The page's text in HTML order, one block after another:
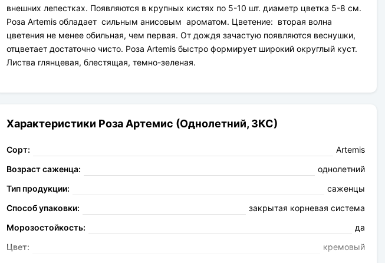
внешних лепестках. Появляются в крупных кистях по 5-10 шт. диаметр цветка 5-8 см.
Роза Artemis обладает сильным анисовым ароматом. Цветение: вторая волна
цветения не менее обильная, чем первая. От дождя зачастую появляются веснушки,
отцветает достаточно чисто. Роза Artemis быстро формирует широкий округлый куст.
Листва глянцевая, блестящая, темно-зеленая.
Характеристики Роза Артемис (Однолетний, ЗКС)
Сорт:
Artemis
Возраст саженца:
однолетний
Тип продукции:
саженцы
Способ упаковки:
закрытая корневая система
Морозостойкость:
да
Цвет:
кремовый